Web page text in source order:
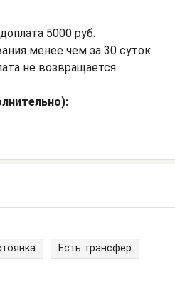
5000 руб.
менее чем за 30 суток
не возвращается
Есть трансфер